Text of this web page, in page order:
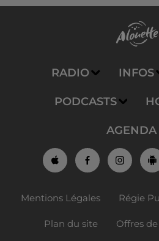
RADIO INFOS
PODCASTS
AGENDA
Mentions Légales Régie
Plan du site Offres